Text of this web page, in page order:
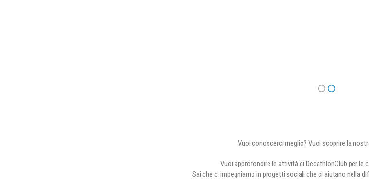
Vuoi conoscerci meglio? Vuoi scoprire la
Vuoi approfondire le attività di DecathlonClub per le
Sai che ci impegniamo in progetti sociali che ci aiutano nella